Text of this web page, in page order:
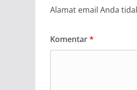
Alamat email Anda
Komentar*